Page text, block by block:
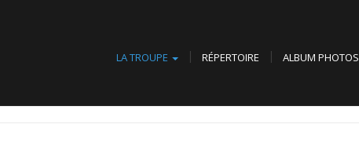
LA TROUPE RÉPERTOIRE ALBUM PHOTOS